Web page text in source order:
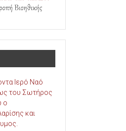
Ιερό Ναό
του Σωτήρος
ο
και